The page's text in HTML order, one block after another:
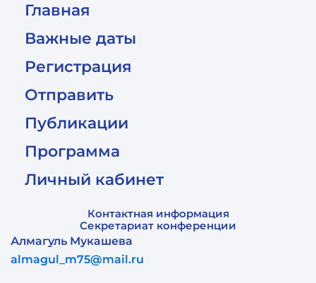
Главная
Важные даты
Регистрация
Отправить
Публикации
Программа
Личный кабинет
Контактная информация
Секретариат конференции
Алмагуль Мукашева
almagul_m75@mail.ru